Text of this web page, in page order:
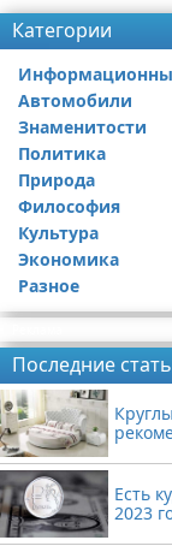
Категории
Автомобили
Знаменитости
Политика
Природа
Философия
Культура
Экономика
Разное
Последние
Есть
2023